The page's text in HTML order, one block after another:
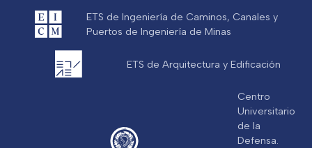
ETS de Ingeniería de Caminos, Canales y
Puertos de Ingeniería de Minas
ETS de Arquitectura y Edificación
Centro
Universitario
de la
Defensa.